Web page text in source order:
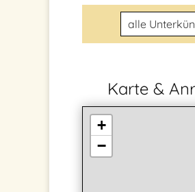
Unterkunftsart
Karte &
+
−